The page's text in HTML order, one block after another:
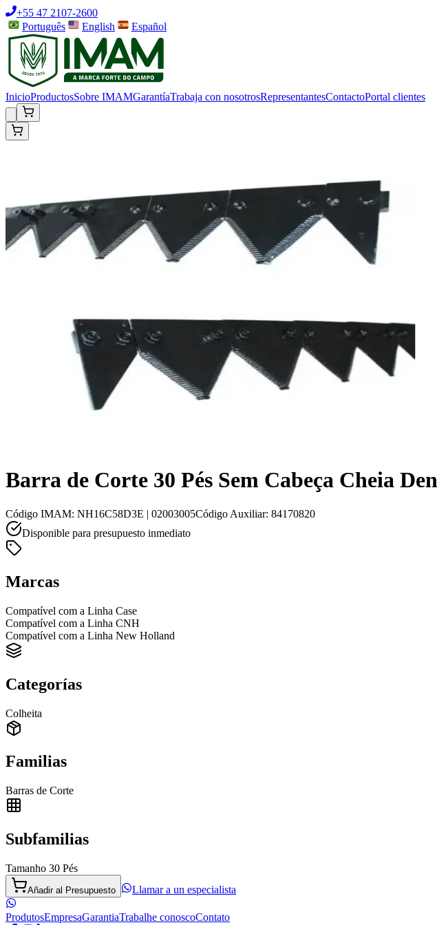
+55 47 2107-2600
Português
English Español
InicioProductosSobre IMAMGarantíaTrabaja con nosotrosRepresentantesContactoPortal clientes
Barra de Corte 30 Pés Sem Cabeça Cheia
Código IMAM: NH16C58D3E | 02003005Código Auxiliar: 84170820
Disponible para presupuesto inmediato
Marcas
Compatível com a Linha Case
Compatível com a Linha CNH
Compatível com a Linha New Holland
Categorías
Colheita
Familias
Barras de Corte
Subfamilias
Tamanho 30 Pés
Añadir al Presupuesto Llamar a un especialista
ProdutosEmpresaGarantiaTrabalhe conoscoContato